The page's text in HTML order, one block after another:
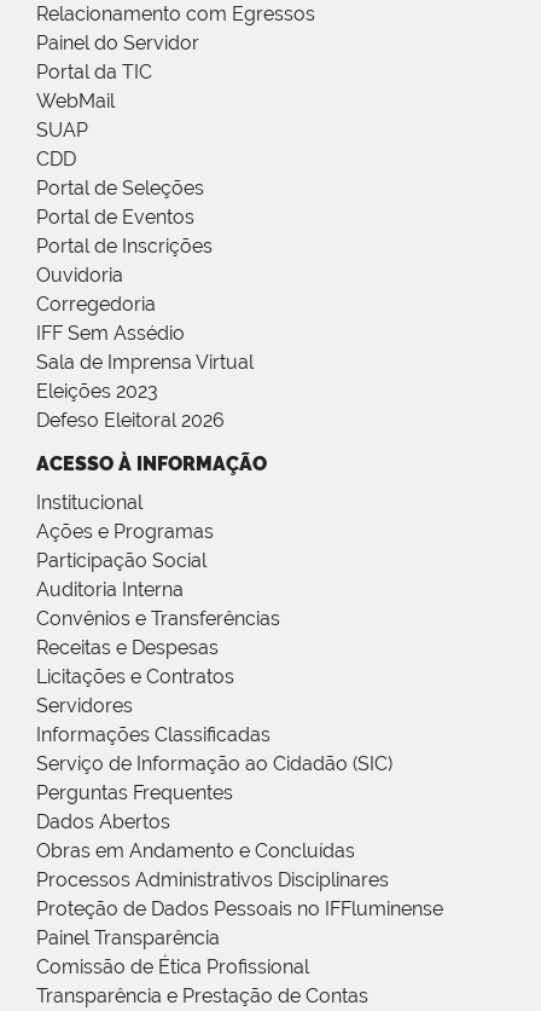
Relacionamento com Egressos
Painel do Servidor
Portal da TIC
WebMail
SUAP
CDD
Portal de Seleções
Portal de Eventos
Portal de Inscrições
Ouvidoria
Corregedoria
IFF Sem Assédio
Sala de Imprensa Virtual
Eleições 2023
Defeso Eleitoral 2026
ACESSO À INFORMAÇÃO
Institucional
Ações e Programas
Participação Social
Auditoria Interna
Convênios e Transferências
Receitas e Despesas
Licitações e Contratos
Servidores
Informações Classificadas
Serviço de Informação ao Cidadão (SIC)
Perguntas Frequentes
Dados Abertos
Obras em Andamento e Concluídas
Processos Administrativos Disciplinares
Proteção de Dados Pessoais no IFFluminense
Painel Transparência
Comissão de Ética Profissional
Transparência e Prestação de Contas